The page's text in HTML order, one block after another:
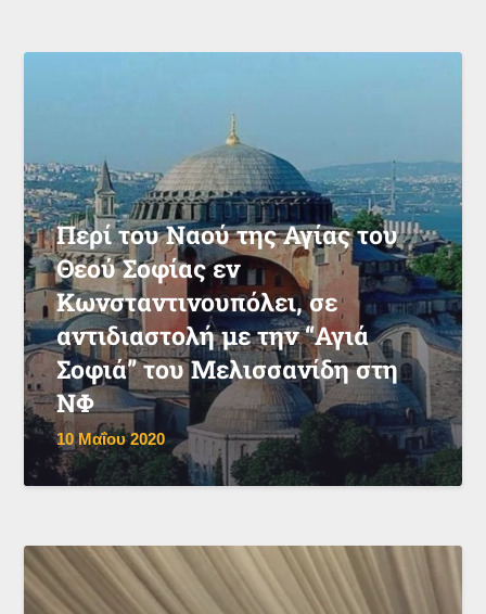
Περί του Ναού της Αγίας του
Θεού Σοφίας εν
Κωνσταντινουπόλει, σε
αντιδιαστολή με την “Αγιά
Σοφιά” του Μελισσανίδη στη
ΝΦ
10 Μαΐου 2020